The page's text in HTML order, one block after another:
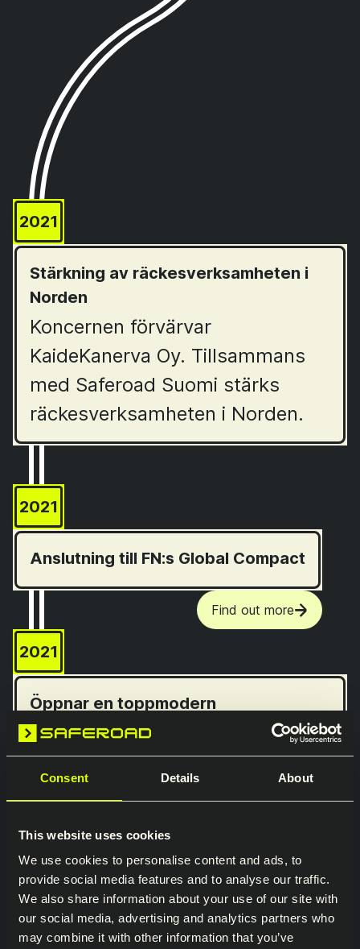
Consent Details About
This website uses cookies
We use cookies to personalise content and ads, to
provide social media features and to analyse our traffic.
We also share information about your use of our site with
our social media, advertising and analytics partners who
may combine it with other information that you’ve
2021
Stärkning av räckesverksamheten i
Norden
Koncernen förvärvar
KaideKanerva Oy. Tillsammans
med Saferoad Suomi stärks
räckesverksamheten i Norden.
2021
Anslutning till FN:s Global Compact
Find out more
2021
Öppnar en toppmodern
varmförzinkningsanläggning i
Inowroclaw, Polen
Den nya
minskade transportbehovet med
3 500 lastbilar per år.